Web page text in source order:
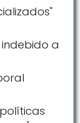
indebido a